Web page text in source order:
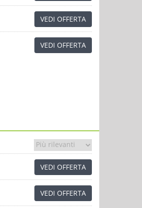
VEDI OFFERTA
VEDI OFFERTA
VEDI OFFERTA
VEDI OFFERTA